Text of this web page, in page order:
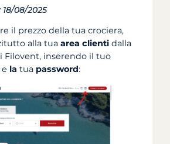
08/2025
il prezzo della tua crociera,
alla tua area clienti dalla
Filovent, inserendo il tuo
e la tua password: